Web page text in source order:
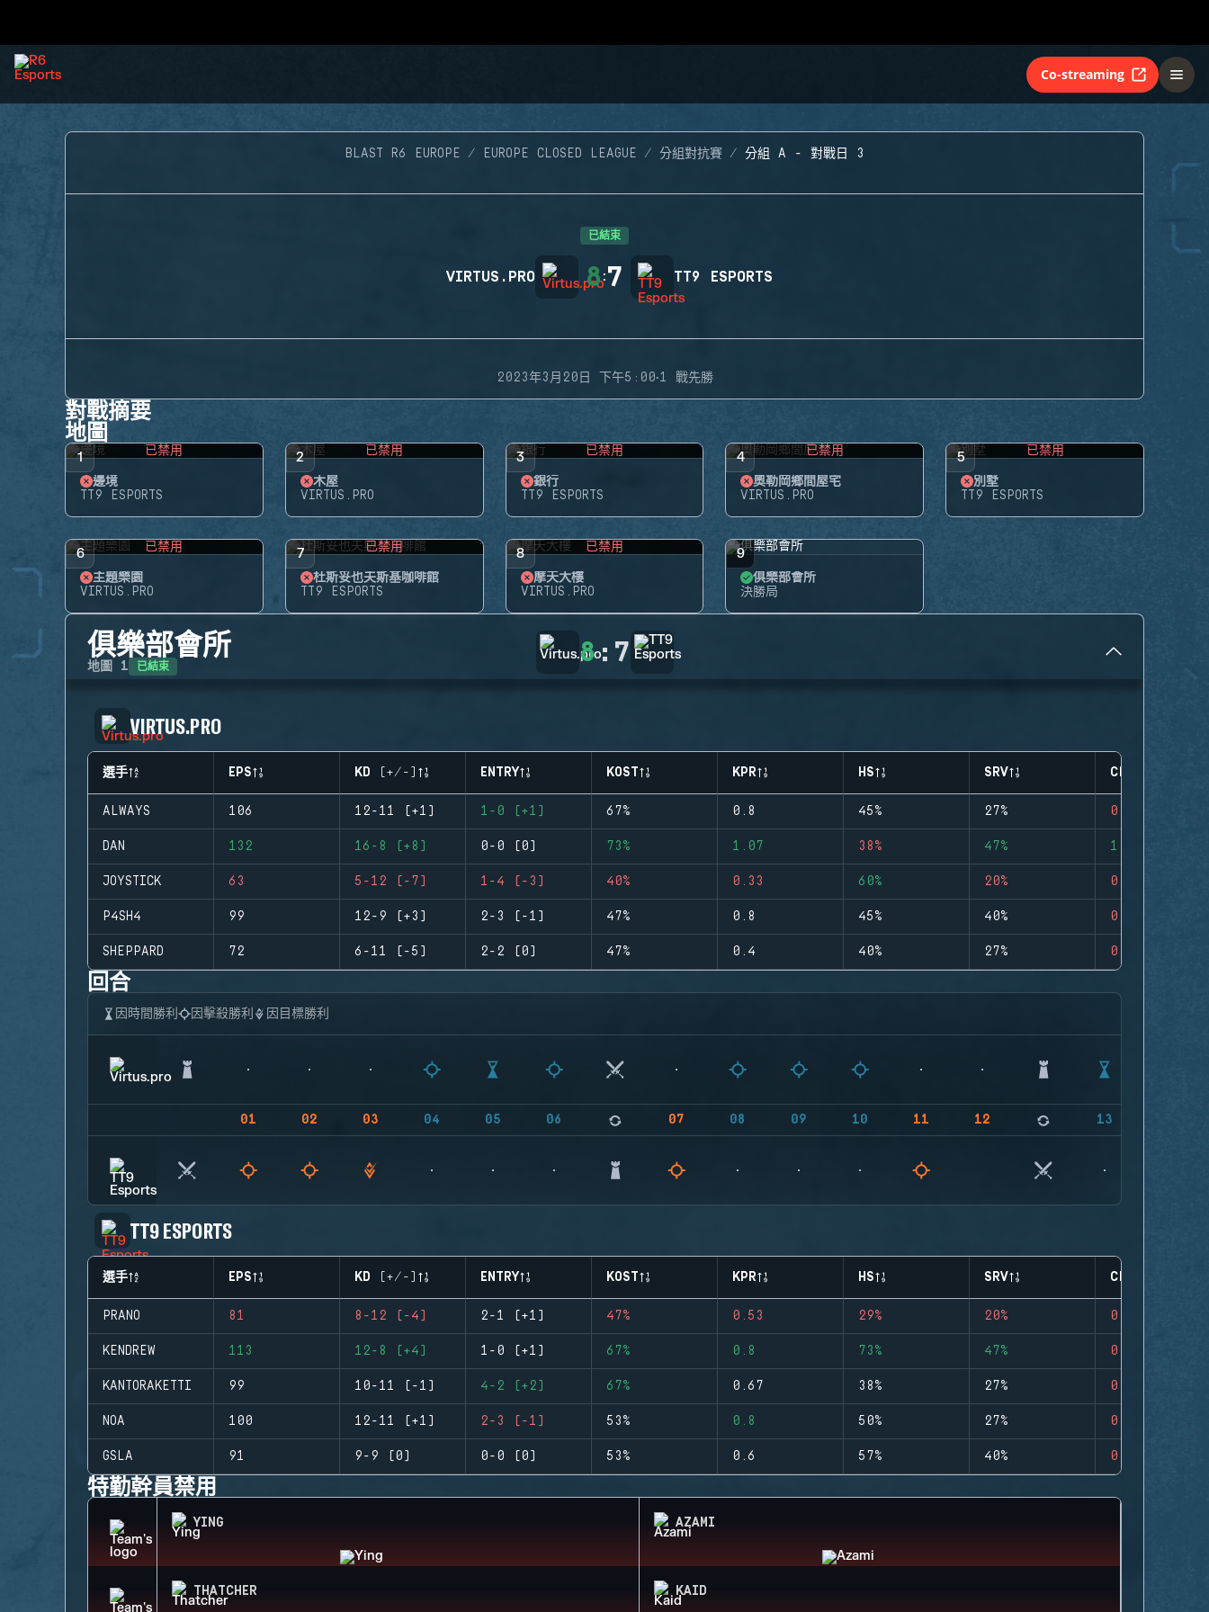
Co-streaming
BLAST R6 EUROPE EUROPE CLOSED LEAGUE 分組對抗賽 分組 A - 對戰日 3
已結束
VIRTUS.PRO 8:7 TT9 ESPORTS
2023年3月20日 下午5:00·1 戰先勝
對戰摘要
地圖
1 已禁用
邊境
TT9 ESPORTS
2 已禁用
木屋
VIRTUS.PRO
3 已禁用
銀行
TT9 ESPORTS
4 已禁用
奧勒岡鄉間屋宅
VIRTUS.PRO
5 已禁用
別墅
TT9 ESPORTS
6 已禁用
主題樂園
VIRTUS.PRO
7 已禁用
杜斯妥也夫斯基咖啡館
TT9 ESPORTS
8 已禁用
摩天大樓
VIRTUS.PRO
9
俱樂部會所
決勝局
俱樂部會所
地圖 1 已結束 8: 7
VIRTUS.PRO
選手 EPS KD (+/-) ENTRY KOST KPR HS SRV CLUTCHES
ALWAYS 106 12-11 (+1) 1-0 (+1) 67% 0.8 45% 27% 0
DAN 132 16-8 (+8) 0-0 (0) 73% 1.07 38% 47% 1
JOYSTICK 63 5-12 (-7) 1-4 (-3) 40% 0.33 60% 20% 0
P4SH4 99 12-9 (+3) 2-3 (-1) 47% 0.8 45% 40% 0
SHEPPARD 72 6-11 (-5) 2-2 (0) 47% 0.4 40% 27% 0
回合
因時間勝利 因擊殺勝利 因目標勝利
01 02 03 04 05 06 07 08 09 10 11 12 13
TT9 ESPORTS
選手 EPS KD (+/-) ENTRY KOST KPR HS SRV CLUTCHES
PRANO 81 8-12 (-4) 2-1 (+1) 47% 0.53 29% 20% 0
KENDREW 113 12-8 (+4) 1-0 (+1) 67% 0.8 73% 47% 0
KANTORAKETTI 99 10-11 (-1) 4-2 (+2) 67% 0.67 38% 27% 0
NOA 100 12-11 (+1) 2-3 (-1) 53% 0.8 50% 27% 0
GSLA 91 9-9 (0) 0-0 (0) 53% 0.6 57% 40% 0
特勤幹員禁用
YING AZAMI
THATCHER KAID